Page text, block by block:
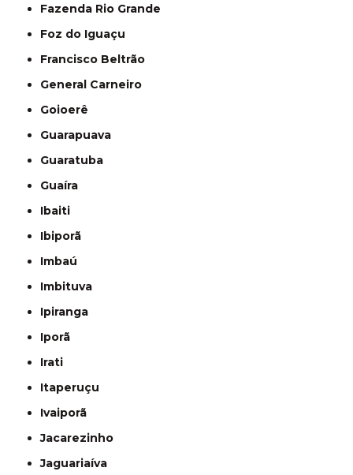
Fazenda Rio Grande
Foz do Iguaçu
Francisco Beltrão
General Carneiro
Goioerê
Guarapuava
Guaratuba
Guaíra
Ibaiti
Ibiporã
Imbaú
Imbituva
Ipiranga
Iporã
Irati
Itaperuçu
Ivaiporã
Jacarezinho
Jaguariaíva